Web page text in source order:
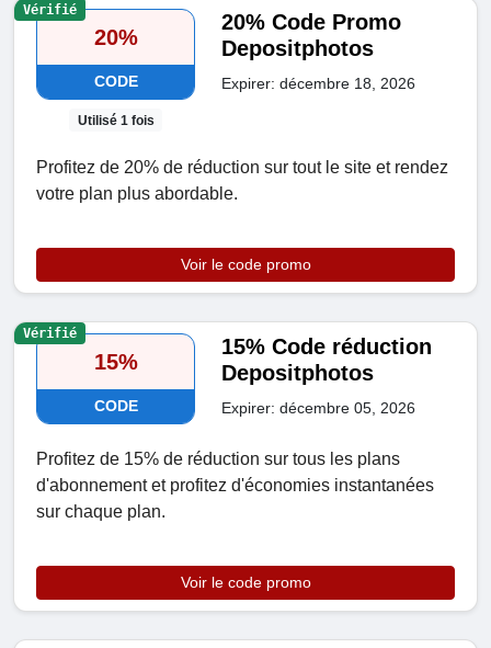
20%
CODE
Utilisé 1 fois
20% Code Promo
Depositphotos
Expirer: décembre 18, 2026
Profitez de 20% de réduction sur tout le site et rendez
votre plan plus abordable.
Voir le code promo
Vérifié
15%
CODE
15% Code réduction
Depositphotos
Expirer: décembre 05, 2026
Profitez de 15% de réduction sur tous les plans
d'abonnement et profitez d'économies instantanées
sur chaque plan.
Voir le code promo
Vérifié